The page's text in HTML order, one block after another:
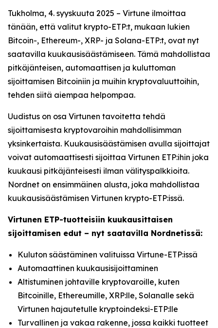
Tukholma, 4. syyskuuta 2025 – Virtune ilmoittaa
tänään, että valitut krypto-ETP:t, mukaan lukien
Bitcoin-, Ethereum-, XRP- ja Solana-ETP:t, ovat nyt
saatavilla kuukausisäästämiseen. Tämä mahdollistaa
pitkäjänteisen, automaattisen ja kuluttoman
sijoittamisen Bitcoiniin ja muihin kryptovaluuttoihin,
tehden siitä aiempaa helpompaa.
Uudistus on osa Virtunen tavoitetta tehdä
sijoittamisesta kryptovaroihin mahdollisimman
yksinkertaista. Kuukausisäästämisen avulla sijoittajat
voivat automaattisesti sijoittaa Virtunen ETP:ihin joka
kuukausi pitkäjänteisesti ilman välityspalkkioita.
Nordnet on ensimmäinen alusta, joka mahdollistaa
kuukausisäästämisen Virtunen krypto-ETP:issä.
Virtunen ETP-tuotteisiin kuukausittaisen
sijoittamisen edut – nyt saatavilla Nordnetissä:
Kuluton säästäminen valituissa Virtune-ETP:issä
Automaattinen kuukausisijoittaminen
Altistuminen johtaville kryptovaroille, kuten
Bitcoinille, Ethereumille, XRP:lle, Solanalle sekä
Virtunen hajautetulle kryptoindeksi-ETP:lle
Turvallinen ja vakaa rakenne, jossa kaikki tuotteet